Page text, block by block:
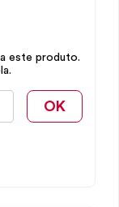
este produto.
OK